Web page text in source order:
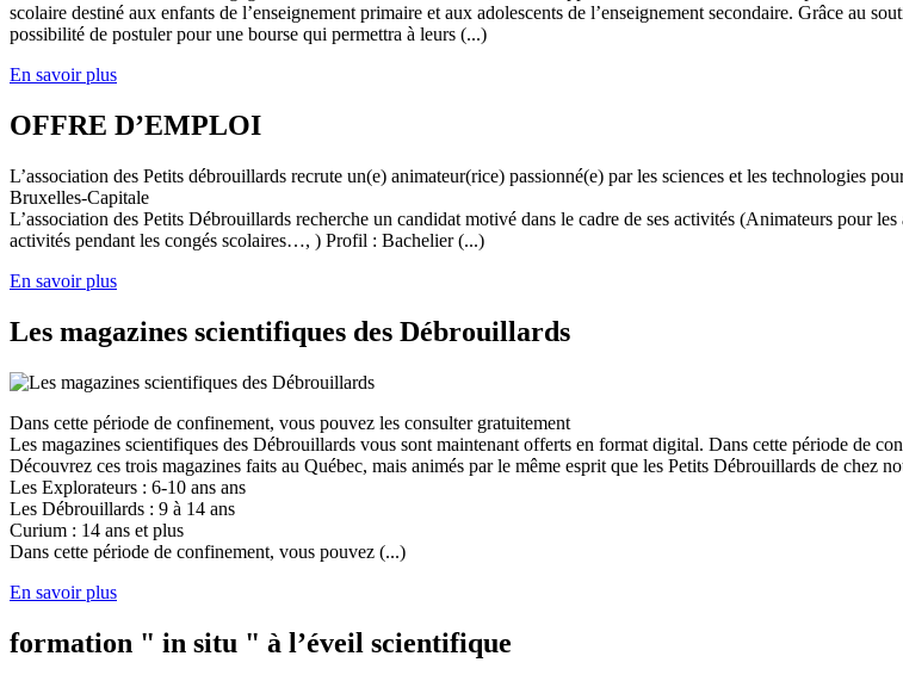
scolaire destiné aux enfants de l’enseignement primaire et aux adolescents de l’enseignement secondaire. Grâce au
possibilité de postuler pour une bourse qui permettra à leurs (...)
En savoir plus
OFFRE D’EMPLOI
L’association des Petits débrouillards recrute un(e) animateur(rice) passionné(e) par les sciences et les technologies
Bruxelles-Capitale
L’association des Petits Débrouillards recherche un candidat motivé dans le cadre de ses activités (Animateurs pour
activités pendant les congés scolaires…, ) Profil : Bachelier (...)
En savoir plus
Les magazines scientifiques des Débrouillards
Dans cette période de confinement, vous pouvez les consulter gratuitement
Les magazines scientifiques des Débrouillards vous sont maintenant offerts en format digital. Dans cette période de
Découvrez ces trois magazines faits au Québec, mais animés par le même esprit que les Petits Débrouillards de chez
Les Explorateurs : 6-10 ans ans
Les Débrouillards : 9 à 14 ans
Curium : 14 ans et plus
Dans cette période de confinement, vous pouvez (...)
En savoir plus
formation " in situ " à l’éveil scientifique